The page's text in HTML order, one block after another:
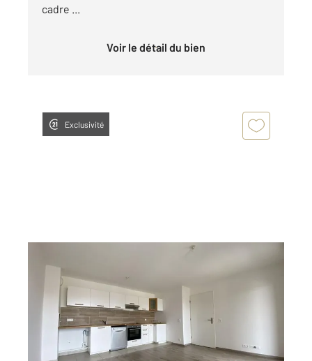
cadre ...
Voir le détail du bien
Exclusivité
58,59 m
, 3 pièces
Ref : 5786
Appartement F3 à louer
929,63 €
par mois charges comprises